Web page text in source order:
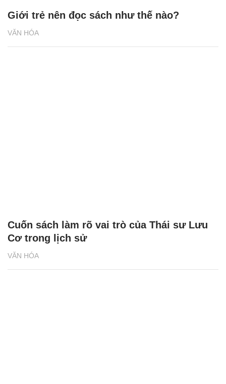
VĂN HÓA
Giới trẻ nên đọc sách như thế nào?
VĂN HÓA
Cuốn sách làm rõ vai trò của Thái sư Lưu
Cơ trong lịch sử